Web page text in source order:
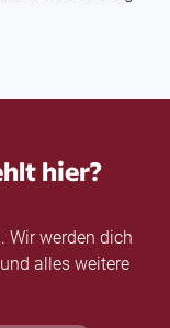
hier?
Wir werden dich
alles weitere